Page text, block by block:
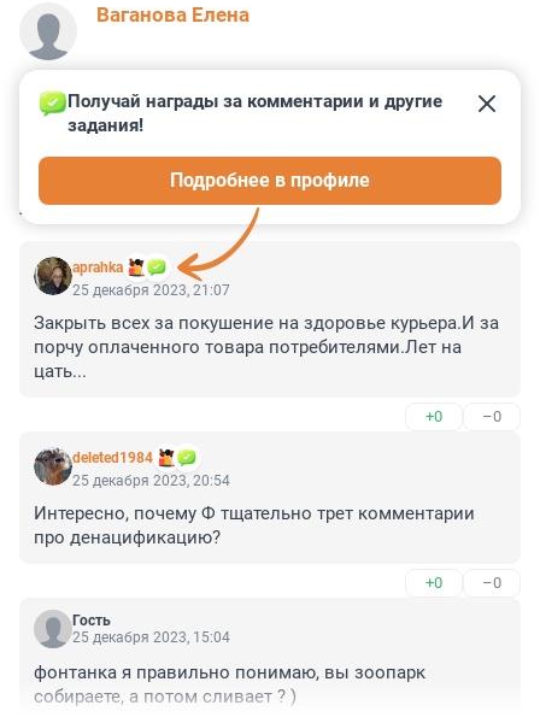
Ваганова Елена
КОММЕНТАРИИ 196
aprahka
Получай награды за комментарии и другие
задания!
Подробнее в профиле
25 декабря 2023, 21:07
Закрыть всех за покушение на здоровье курьера.И за
порчу оплаченного товара потребителями.Лет на
цать...
+0 –0
deleted1984
25 декабря 2023, 20:54
Интересно, почему Ф тщательно трет комментарии
про денацификацию?
+0 –0
Гость
25 декабря 2023, 15:04
фонтанка я правильно понимаю, вы зоопарк
собираете, а потом сливает ? )